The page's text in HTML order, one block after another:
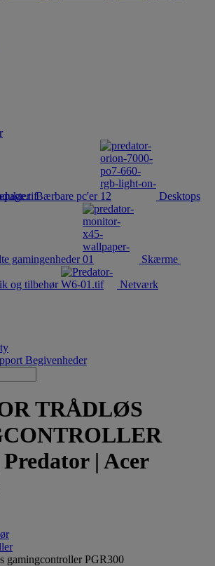
Bærbare pc'er Desktops
gamingenheder Skærme
og tilbehør Netværk
Begivenheder
TRÅDLØS
| Acer
gamingcontroller PGR300